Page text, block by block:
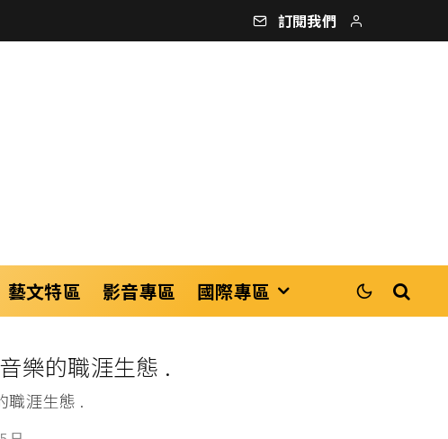
訂閱我們
藝文特區 影音專區 國際專區
樂的職涯生態 .
職涯生態 .